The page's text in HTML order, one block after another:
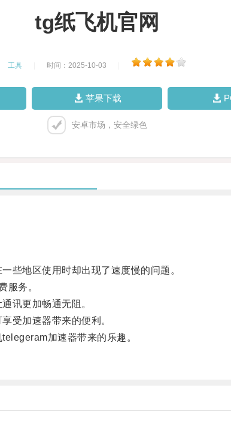
tg纸飞机官网
工具 时间：2025-10-03
苹果下载
安卓市场，安全绿色
地区使用时却出现了速度慢的问题。
务。
讯更加畅通无阻。
受加速器带来的便利。
加速器带来的乐趣。